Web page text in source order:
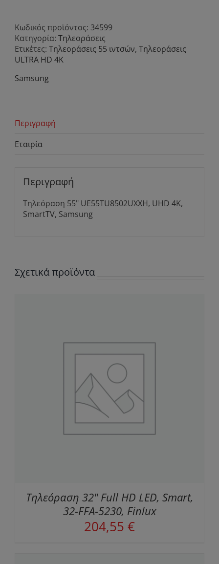
Κωδικός προϊόντος: 34599
Κατηγορία: Τηλεοράσεις
Ετικέτες: Τηλεοράσεις 55 ιντσών, Τηλεοράσεις
ULTRA HD 4K
Samsung
Περιγραφή
Εταιρία
Περιγραφή
Τηλεόραση 55" UE55TU8502UXXH, UHD 4K,
SmartTV, Samsung
Σχετικά προϊόντα
Τηλεόραση 32" Full HD LED, Smart,
32-FFA-5230, Finlux
204,55 €